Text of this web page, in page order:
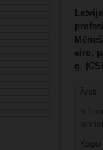
eiro,
g.
Ārsti
Kuģu